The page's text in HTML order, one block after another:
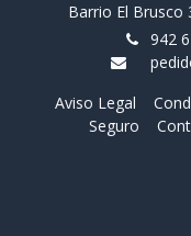
Barrio El Brusco
942
Aviso Legal
Seguro